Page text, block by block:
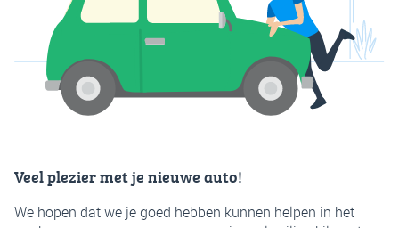
Veel plezier met je nieuwe auto!
We hopen dat we je goed hebben kunnen helpen in het